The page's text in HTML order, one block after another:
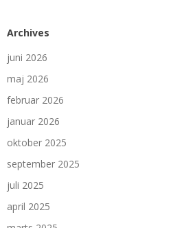
Archives
juni 2026
maj 2026
februar 2026
januar 2026
oktober 2025
september 2025
juli 2025
april 2025